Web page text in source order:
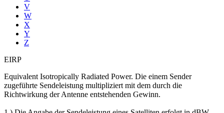
V
W
X
Y
Z
EIRP
Equivalent Isotropically Radiated Power. Die einem Sender
zugeführte Sendeleistung multipliziert mit dem durch die
Richtwirkung der Antenne entstehenden Gewinn.